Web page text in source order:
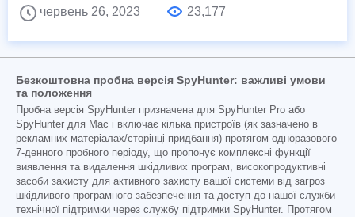
червень 26, 2023
23,177
Безкоштовна пробна версія SpyHunter: важливі умови
та положення
Пробна версія SpyHunter призначена для SpyHunter Pro або
SpyHunter для Mac і включає кілька пристроїв (як зазначено в
рекламних матеріалах/сторінці придбання) протягом одноразового
7-денного пробного періоду, що пропонує комплексні функції
виявлення та видалення шкідливих програм, високопродуктивні
засоби захисту для активного захисту вашої системи від загроз
шкідливого програмного забезпечення та доступ до нашої служби
технічної підтримки через службу підтримки SpyHunter. Протягом